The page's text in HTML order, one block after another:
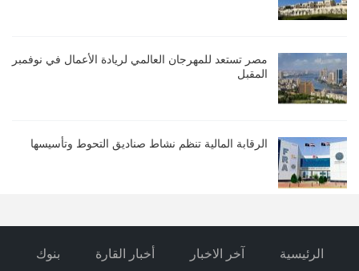
مصر تستعد للمهرجان العالمي لريادة الأعمال في نوفمبر
المقبل
الرقابة المالية تنظم نشاط صناديق التحوط وتأسيسها
الرئيسية آخر الاخبار أخبار القارة بنوك